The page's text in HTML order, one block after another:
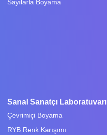
Sayılarla Boyama
Sanal Sanatçı Laboratuvarı
Çevrimiçi Boyama
RYB Renk Karışımı